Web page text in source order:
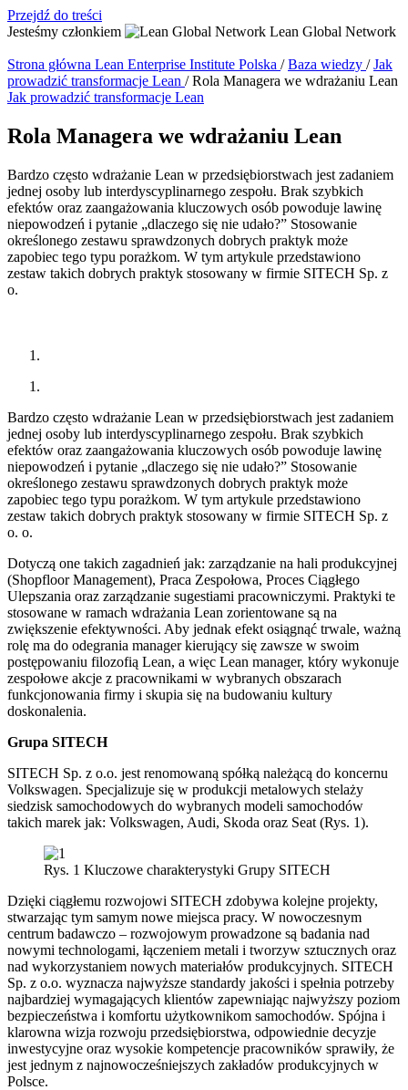
Przejdź do treści
Jesteśmy członkiem
Lean Global Network
Strona główna Lean Enterprise Institute Polska /Baza wiedzy /Jak
prowadzić transformacje Lean /Rola Managera we wdrażaniu Lean
Jak prowadzić transformacje Lean
Rola Managera we wdrażaniu Lean
Bardzo często wdrażanie Lean w przedsiębiorstwach jest zadaniem
jednej osoby lub interdyscyplinarnego zespołu. Brak szybkich
efektów oraz zaangażowania kluczowych osób powoduje lawinę
niepowodzeń i pytanie „dlaczego się nie udało?” Stosowanie
określonego zestawu sprawdzonych dobrych praktyk może
zapobiec tego typu porażkom. W tym artykule przedstawiono
zestaw takich dobrych praktyk stosowany w firmie SITECH Sp. z
o.
Bardzo często wdrażanie Lean w przedsiębiorstwach jest zadaniem
jednej osoby lub interdyscyplinarnego zespołu. Brak szybkich
efektów oraz zaangażowania kluczowych osób powoduje lawinę
niepowodzeń i pytanie „dlaczego się nie udało?” Stosowanie
określonego zestawu sprawdzonych dobrych praktyk może
zapobiec tego typu porażkom. W tym artykule przedstawiono
zestaw takich dobrych praktyk stosowany w firmie SITECH Sp. z
o. o.
Dotyczą one takich zagadnień jak: zarządzanie na hali produkcyjnej
(Shopfloor Management), Praca Zespołowa, Proces Ciągłego
Ulepszania oraz zarządzanie sugestiami pracowniczymi. Praktyki te
stosowane w ramach wdrażania Lean zorientowane są na
zwiększenie efektywności. Aby jednak efekt osiągnąć trwale, ważną
rolę ma do odegrania manager kierujący się zawsze w swoim
postępowaniu filozofią Lean, a więc Lean manager, który wykonuje
zespołowe akcje z pracownikami w wybranych obszarach
funkcjonowania firmy i skupia się na budowaniu kultury
doskonalenia.
Grupa SITECH
SITECH Sp. z o.o. jest renomowaną spółką należącą do koncernu
Volkswagen. Specjalizuje się w produkcji metalowych stelaży
siedzisk samochodowych do wybranych modeli samochodów
takich marek jak: Volkswagen, Audi, Skoda oraz Seat (Rys. 1).
Rys. 1 Kluczowe charakterystyki Grupy SITECH
Dzięki ciągłemu rozwojowi SITECH zdobywa kolejne projekty,
stwarzając tym samym nowe miejsca pracy. W nowoczesnym
centrum badawczo – rozwojowym prowadzone są badania nad
nowymi technologami, łączeniem metali i tworzyw sztucznych oraz
nad wykorzystaniem nowych materiałów produkcyjnych. SITECH
Sp. z o.o. wyznacza najwyższe standardy jakości i spełnia potrzeby
najbardziej wymagających klientów zapewniając najwyższy poziom
bezpieczeństwa i komfortu użytkownikom samochodów. Spójna i
klarowna wizja rozwoju przedsiębiorstwa, odpowiednie decyzje
inwestycyjne oraz wysokie kompetencje pracowników sprawiły, że
jest jednym z najnowocześniejszych zakładów produkcyjnych w
Polsce.